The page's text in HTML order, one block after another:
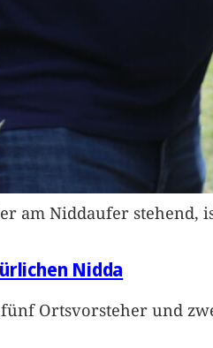
am Niddaufer
Nidda
Ortsvorsteher und